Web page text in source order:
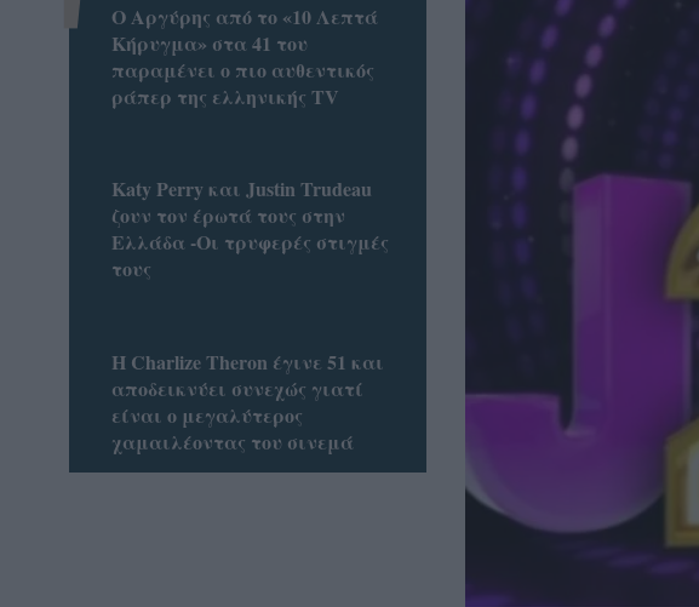
Ο Αργύρης από το «10 Λεπτά
Κήρυγμα» στα 41 του
παραμένει ο πιο αυθεντικός
ράπερ της ελληνικής TV
Katy Perry και Justin Trudeau
ζουν τον έρωτά τους στην
Ελλάδα -Οι τρυφερές στιγμές
τους
Η Charlize Theron έγινε 51 και
αποδεικνύει συνεχώς γιατί
είναι ο μεγαλύτερος
χαμαιλέοντας του σινεμά